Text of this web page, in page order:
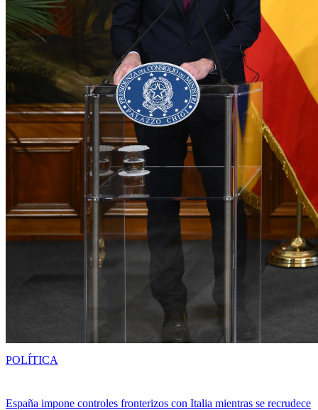
España impone controles fronterizos con Italia mientras se recrudece
POLÍTICA